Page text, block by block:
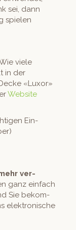
sei, dann
spie­len
viele
in der
«Lux­or»
Web­site
Ein­
ver­
ganz ein­fach
Sie bekom­
elek­tro­n­is­che